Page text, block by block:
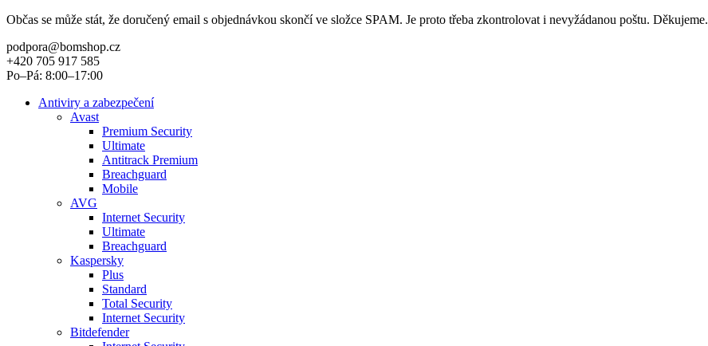
Občas se může stát, že doručený email s objednávkou skončí ve složce SPAM. Je proto třeba zkontrolovat i nevyžádanou poštu. Děkujeme.
podpora@bomshop.cz
+420 705 917 585
Po–Pá: 8:00–17:00
Antiviry a zabezpečení
Avast
Premium Security
Ultimate
Antitrack Premium
Breachguard
Mobile
AVG
Internet Security
Ultimate
Breachguard
Kaspersky
Plus
Standard
Total Security
Internet Security
Bitdefender